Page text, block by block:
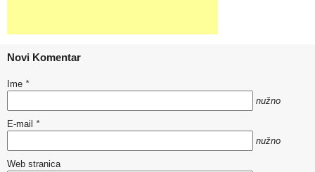
Novi Komentar
Ime *
nužno
E-mail *
nužno
Web stranica